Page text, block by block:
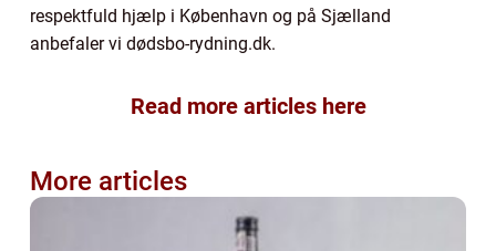
respektfuld hjælp i København og på Sjælland
anbefaler vi dødsbo-rydning.dk.
Read more articles here
More articles